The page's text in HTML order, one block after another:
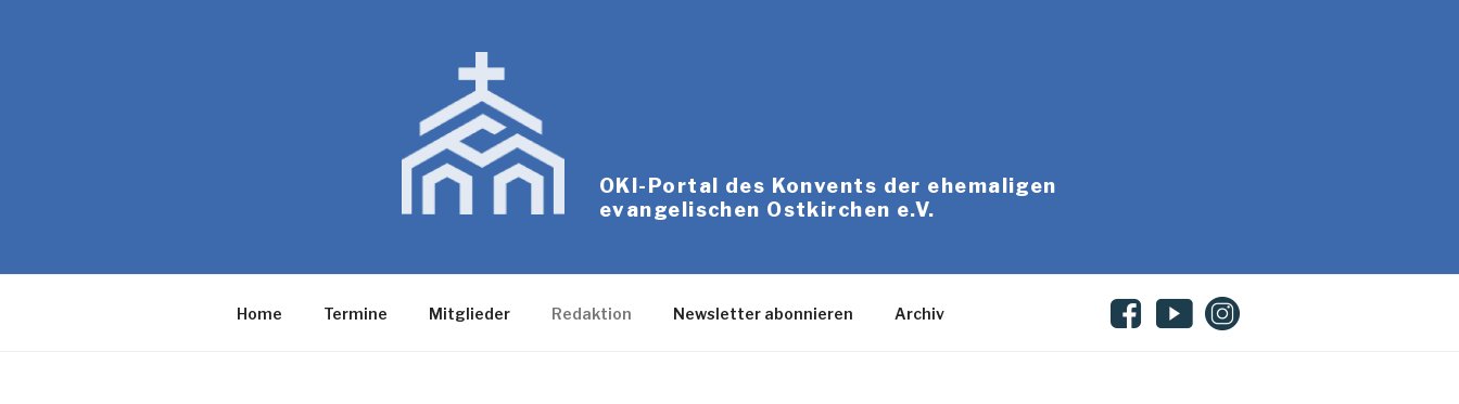
OKI-Portal des Konvents der ehemaligen
evangelischen Ostkirchen e.V.
Home Termine Mitglieder Redaktion Newsletter abonnieren Archiv